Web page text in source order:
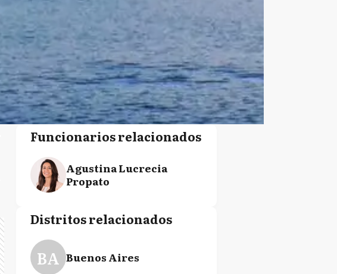
Funcionarios relacionados
Agustina Lucrecia
Propato
Distritos relacionados
BA Buenos Aires